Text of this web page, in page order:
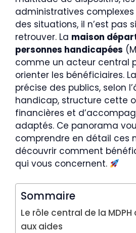
administratives
des situations, il n’est pas
retrouver. La maison
personnes handicapées
comme un acteur central
orienter les bénéficiaires.
précise des publics, selon
handicap, structure cette
financières et
adaptés. Ce panorama
comprendre en détail ces
découvrir comment
qui vous concernent.
Sommaire
Le rôle central de la MDPH
aux aides